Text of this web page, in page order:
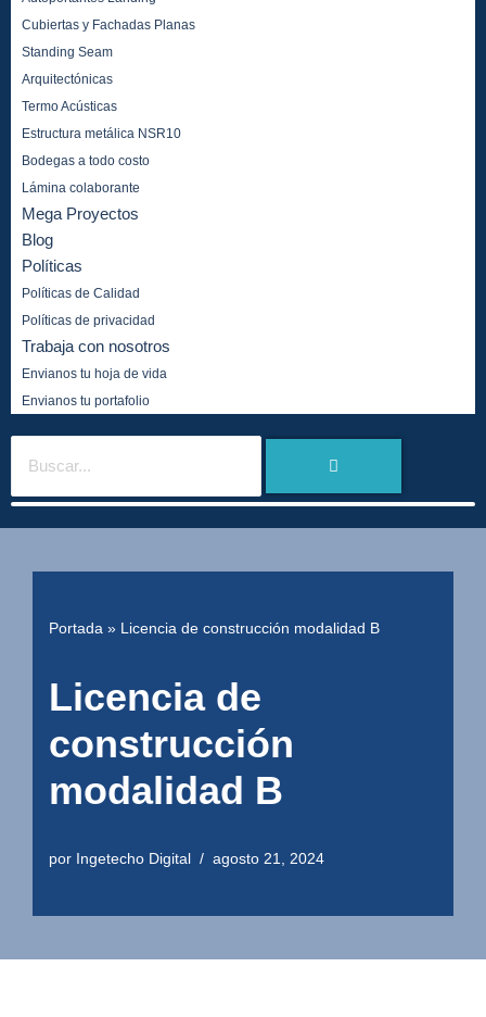
Cubiertas y Fachadas Planas
Standing Seam
Arquitectónicas
Termo Acústicas
Estructura metálica NSR10
Bodegas a todo costo
Lámina colaborante
Mega Proyectos
Blog
Políticas
Políticas de Calidad
Políticas de privacidad
Trabaja con nosotros
Envianos tu hoja de vida
Envianos tu portafolio
Portada » Licencia de construcción modalidad B
Licencia de
construcción
modalidad B
por Ingetecho Digital agosto 21, 2024